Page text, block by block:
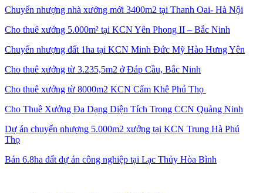
Chuyển nhượng nhà xưởng mới 3400m2 tại Thanh Oai- Hà Nội
Cho thuê xưởng 5.000m² tại KCN Yên Phong II – Bắc Ninh
Chuyển nhượng đất 1ha tại KCN Minh Đức Mỹ Hào Hưng Yên
Cho thuê xưởng từ 3.235,5m2 ở Đáp Cầu, Bắc Ninh
Cho thuê xưởng từ 8000m2 KCN Cẩm Khê Phú Thọ
Cho Thuê Xưởng Đa Dạng Diện Tích Trong CCN Quảng Ninh
Dự án chuyển nhượng 5.000m2 xưởng tại KCN Trung Hà Phú
Thọ
Bán 6.8ha đất dự án công nghiệp tại Lạc Thủy Hòa Bình